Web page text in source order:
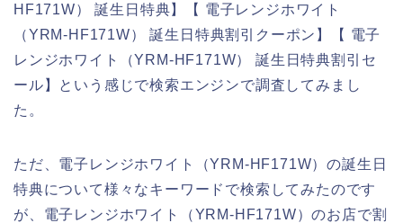
HF171W） 誕生日特典】【 電子レンジホワイト
（YRM-HF171W） 誕生日特典割引クーポン】【 電子
レンジホワイト（YRM-HF171W） 誕生日特典割引セ
ール】という感じで検索エンジンで調査してみまし
た。
ただ、電子レンジホワイト（YRM-HF171W）の誕生日
特典について様々なキーワードで検索してみたのです
が、電子レンジホワイト（YRM-HF171W）のお店で割